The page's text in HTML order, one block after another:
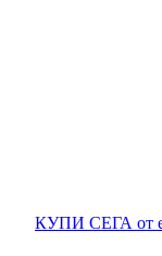
КУПИ СЕГА от